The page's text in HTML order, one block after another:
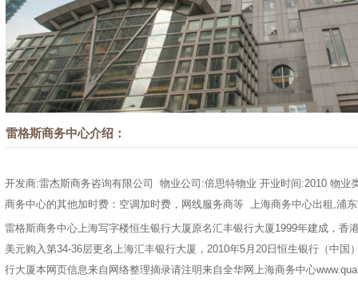
雷格斯商务中心介绍：
开发商:雷杰斯商务咨询有限公司 物业公司:倍思特物业 开业时间:2010 物业
商务中心的其他加时费：空调加时费，网线服务商等 上海商务中心出租,浦
雷格斯商务中心上海写字楼恒生银行大厦原名汇丰银行大厦1999年建成，香
美元购入第34-36层更名上海汇丰银行大厦，2010年5月20日恒生银行（中国
行大厦本网页信息来自网络整理摘录请注明来自全华网上海商务中心